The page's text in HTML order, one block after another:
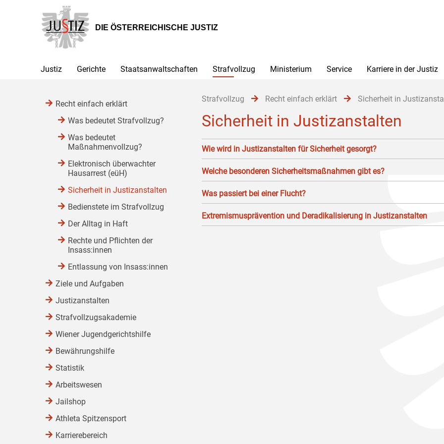
Hauptnavigation
[1]
Inhalt
[2]
Untermenü
[3]
DIE ÖSTERREICHISCHE JUSTIZ
Justiz Gerichte Staatsanwaltschaften Strafvollzug Ministerium Service Karriere in der Justiz
Strafvollzug Recht einfach erklärt Sicherheit in
Sicherheit in Justizanstalten
Wie wird in Justizanstalten für Sicherheit gesorgt?
Welche besonderen Sicherheitsmaßnahmen gibt es?
Was passiert bei einer Flucht?
Extremismusprävention und Deradikalisierung in Justizanstalten
Recht einfach erklärt
Was bedeutet Strafvollzug?
Was bedeutet
Maßnahmenvollzug?
Elektronisch überwachter
Hausarrest (eüH)
Sicherheit in Justizanstalten
Bedienstete im Strafvollzug
Der Alltag in Haft
Rechte und Pflichten der
Insass:innen
Entlassung von Insass:innen
Ziele und Aufgaben
Justizanstalten
Strafvollzugsakademie
Wiener Jugendgerichtshilfe
Bewährungshilfe
Statistik
Arbeitswesen
Jailshop
Athleta Spitzensport
Karrierebereich